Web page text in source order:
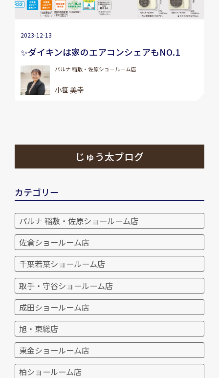
2023-12-13
✨ダイキンは家のエアコンシェアもNO.1
パルナ 稲敷・佐原ショールーム店
小笹 美幸
じゅう太ブログ
カテゴリー
パルナ 稲敷・佐原ショールーム店
佐倉ショールーム店
千葉若葉ショールーム店
取手・守谷ショールーム店
成田ショールーム店
旭・東総店
東金ショールーム店
柏ショールーム店